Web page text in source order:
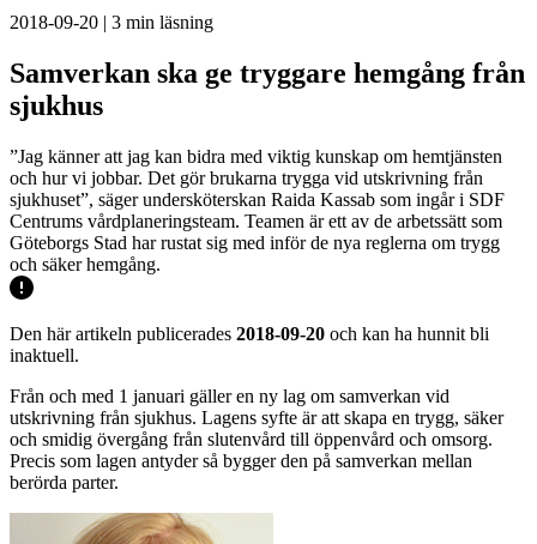
2018-09-20 | 3 min läsning
Samverkan ska ge tryggare hemgång från
sjukhus
”Jag känner att jag kan bidra med viktig kunskap om hemtjänsten
och hur vi jobbar. Det gör brukarna trygga vid utskrivning från
sjukhuset”, säger undersköterskan Raida Kassab som ingår i SDF
Centrums vårdplaneringsteam. Teamen är ett av de arbetssätt som
Göteborgs Stad har rustat sig med inför de nya reglerna om trygg
och säker hemgång.
Den här artikeln publicerades 2018-09-20 och kan ha hunnit bli
inaktuell.
Från och med 1 januari gäller en ny lag om samverkan vid
utskrivning från sjukhus. Lagens syfte är att skapa en trygg, säker
och smidig övergång från slutenvård till öppenvård och omsorg.
Precis som lagen antyder så bygger den på samverkan mellan
berörda parter.